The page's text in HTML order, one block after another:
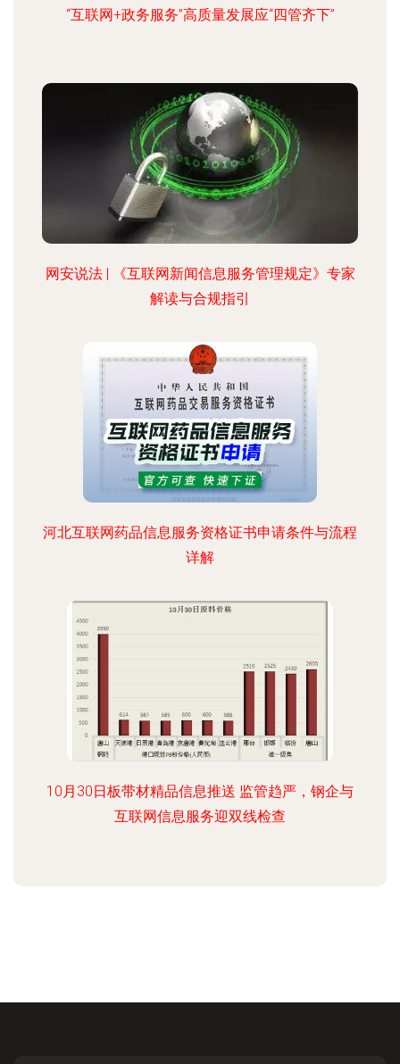
“互联网+政务服务”高质量发展应“四管齐下”
网安说法 | 《互联网新闻信息服务管理规定》专家
解读与合规指引
河北互联网药品信息服务资格证书申请条件与流程
详解
10月30日板带材精品信息推送 监管趋严，钢企与
互联网信息服务迎双线检查